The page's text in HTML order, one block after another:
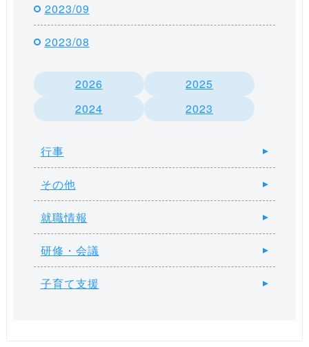
2023/09
2023/08
2026
2025
2024
2023
行事
その他
就職情報
研修・会議
子育て支援